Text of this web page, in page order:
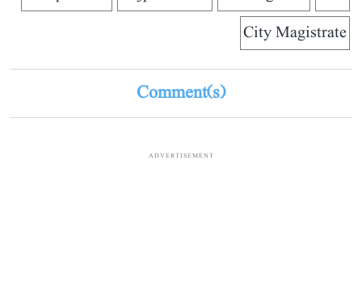
City Magistrate
Comment(s)
ADVERTISEMENT